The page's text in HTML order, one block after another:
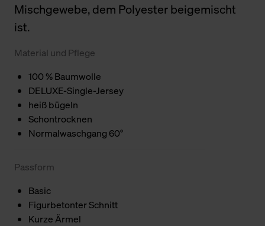
Mischgewebe, dem Polyester beigemischt
ist.
Material und Pflege
100 % Baumwolle
DELUXE-Single-Jersey
heiß bügeln
Schontrocknen
Normalwaschgang 60°
Passform
Basic
Figurbetonter Schnitt
Kurze Ärmel